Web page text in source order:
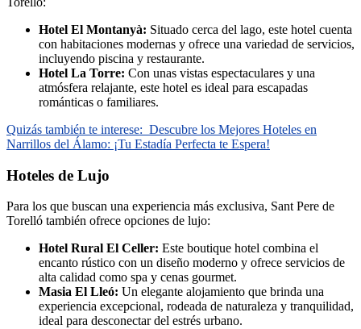
Hotel El Montanyà: Situado cerca del lago, este hotel cuenta
con habitaciones modernas y ofrece una variedad de servicios,
incluyendo piscina y restaurante.
Hotel La Torre: Con unas vistas espectaculares y una
atmósfera relajante, este hotel es ideal para escapadas
románticas o familiares.
Quizás también te interese: Descubre los Mejores Hoteles en
Narrillos del Álamo: ¡Tu Estadía Perfecta te Espera!
Hoteles de Lujo
Para los que buscan una experiencia más exclusiva, Sant Pere de
Torelló también ofrece opciones de lujo:
Hotel Rural El Celler: Este boutique hotel combina el
encanto rústico con un diseño moderno y ofrece servicios de
alta calidad como spa y cenas gourmet.
Masia El Lleó: Un elegante alojamiento que brinda una
experiencia excepcional, rodeada de naturaleza y tranquilidad,
ideal para desconectar del estrés urbano.